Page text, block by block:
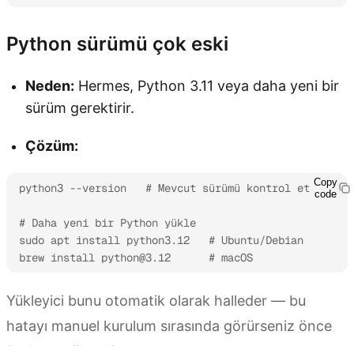
Python sürümü çok eski
Neden: Hermes, Python 3.11 veya daha yeni bir
sürüm gerektirir.
Çözüm:
python3 --version   # Mevcut sürümü kontrol et
# Daha yeni bir Python yükle
sudo apt install python3.12   # Ubuntu/Debian
brew install python@3.12
      # macOS
Copy
code
Yükleyici bunu otomatik olarak halleder — bu
hatayı manuel kurulum sırasında görürseniz önce